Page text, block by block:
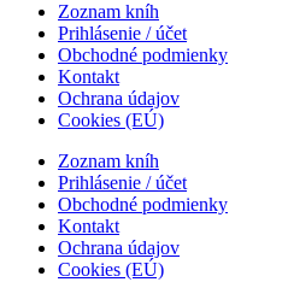
Zoznam kníh
Prihlásenie / účet
Obchodné podmienky
Kontakt
Ochrana údajov
Cookies (EÚ)
Zoznam kníh
Prihlásenie / účet
Obchodné podmienky
Kontakt
Ochrana údajov
Cookies (EÚ)